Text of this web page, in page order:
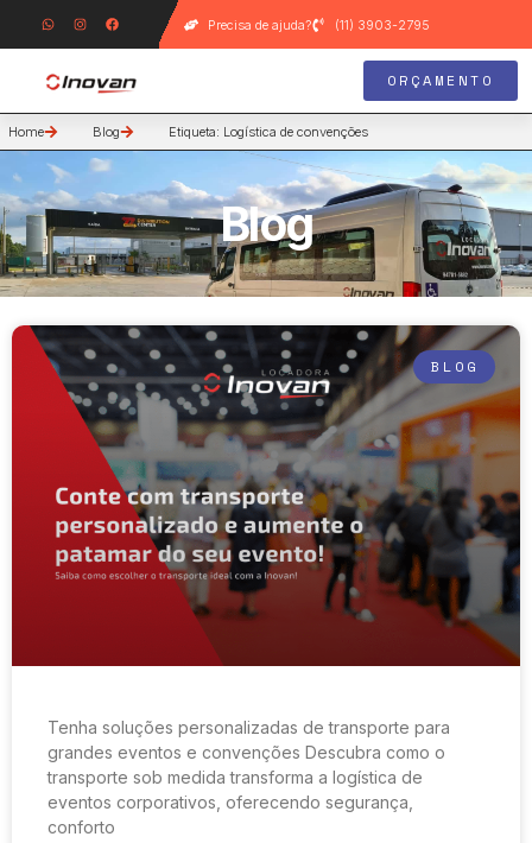
Precisa de ajuda? (11) 3903-2795
ORÇAMENTO
Home Blog Etiqueta: Logística de convenções
Blog
BLOG
Tenha soluções personalizadas de transporte para
grandes eventos e convenções Descubra como o
transporte sob medida transforma a logística de
eventos corporativos, oferecendo segurança,
conforto